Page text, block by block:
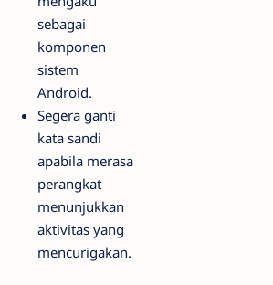
sebagai
komponen
sistem
Android.
Segera ganti
kata sandi
apabila merasa
perangkat
menunjukkan
aktivitas yang
mencurigakan.